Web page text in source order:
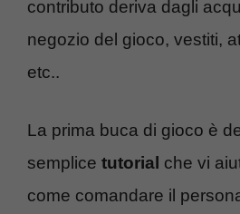
contributo deriva dagli
negozio del gioco, vestiti,
etc..
La prima buca di gioco è
semplice tutorial che vi
come comandare il